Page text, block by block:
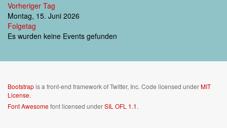
Vorheriger Tag
Montag, 15. Juni 2026
Folgetag
Es wurden keine Events gefunden
Bootstrapis a front-end framework of Twitter, Inc. Code licensed underMIT
License.
Font Awesomefont licensed underSIL OFL 1.1.